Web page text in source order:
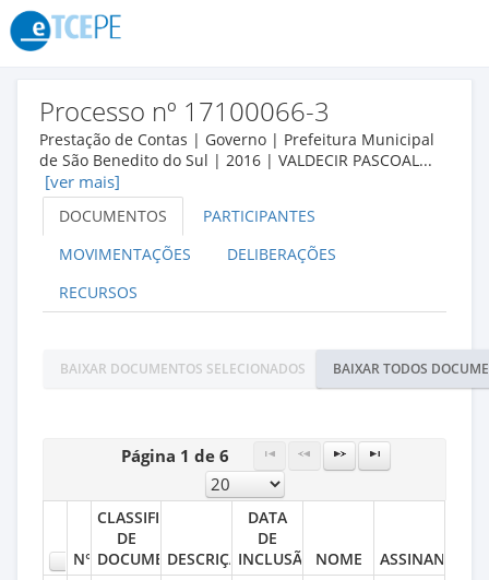
Processo nº 17100066-3
Prestação de Contas | Governo | Prefeitura Municipal
de São Benedito do Sul | 2016 | VALDECIR PASCOAL...
[ver mais]
DOCUMENTOS
PARTICIPANTES
MOVIMENTAÇÕES
DELIBERAÇÕES
RECURSOS
BAIXAR DOCUMENTOS SELECIONADOS BAIXAR TODOS
Página 1 de 6
N°
CLASSIFICAÇÃO
DE
DOCUMENTODESCRIÇÃO
DATA
DE
INCLUSÃO
NOME ASSINANTES